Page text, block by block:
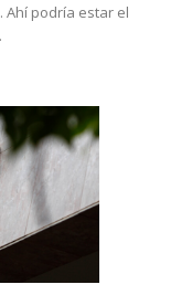
Ahí podría estar el